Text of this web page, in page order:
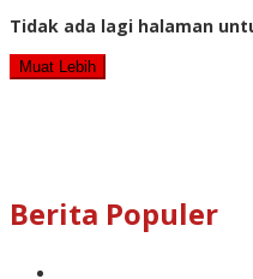
Tidak ada lagi halaman
Muat Lebih
Berita Populer